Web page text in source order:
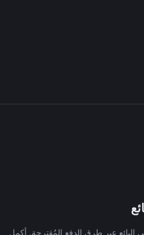
البائع عبر طرق الدفع المُقترحة. أكمل